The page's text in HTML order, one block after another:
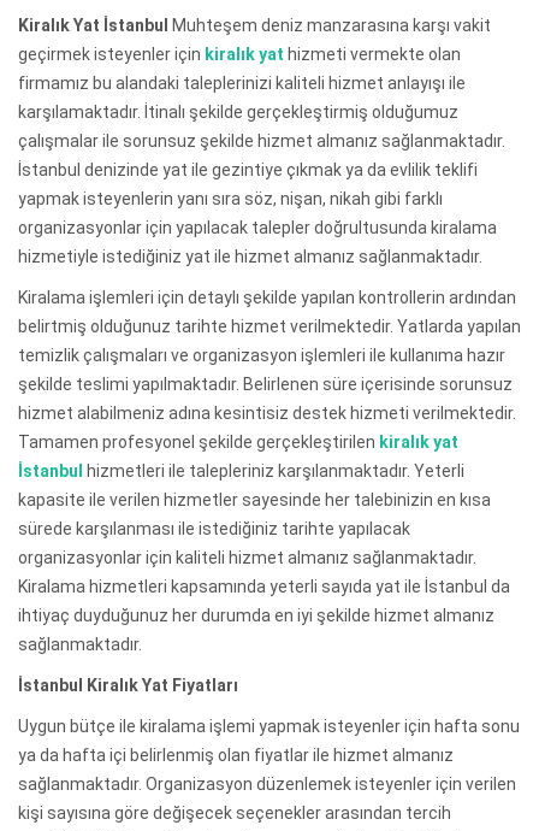
Kiralık Yat İstanbul
Muhteşem deniz manzarasına karşı vakit
geçirmek isteyenler için kiralık yat hizmeti vermekte olan
firmamız bu alandaki taleplerinizi kaliteli hizmet anlayışı ile
karşılamaktadır. İtinalı şekilde gerçekleştirmiş olduğumuz
çalışmalar ile sorunsuz şekilde hizmet almanız sağlanmaktadır.
İstanbul denizinde yat ile gezintiye çıkmak ya da evlilik teklifi
yapmak isteyenlerin yanı sıra söz, nişan, nikah gibi farklı
organizasyonlar için yapılacak talepler doğrultusunda kiralama
hizmetiyle istediğiniz yat ile hizmet almanız sağlanmaktadır.
Kiralama işlemleri için detaylı şekilde yapılan kontrollerin ardından
belirtmiş olduğunuz tarihte hizmet verilmektedir. Yatlarda yapılan
temizlik çalışmaları ve organizasyon işlemleri ile kullanıma hazır
şekilde teslimi yapılmaktadır. Belirlenen süre içerisinde sorunsuz
hizmet alabilmeniz adına kesintisiz destek hizmeti verilmektedir.
Tamamen profesyonel şekilde gerçekleştirilen kiralık yat
İstanbul
hizmetleri ile talepleriniz karşılanmaktadır. Yeterli
kapasite ile verilen hizmetler sayesinde her talebinizin en kısa
sürede karşılanması ile istediğiniz tarihte yapılacak
organizasyonlar için kaliteli hizmet almanız sağlanmaktadır.
Kiralama hizmetleri kapsamında yeterli sayıda yat ile İstanbul da
ihtiyaç duyduğunuz her durumda en iyi şekilde hizmet almanız
sağlanmaktadır.
İstanbul Kiralık Yat Fiyatları
Uygun bütçe ile kiralama işlemi yapmak isteyenler için hafta sonu
ya da hafta içi belirlenmiş olan fiyatlar ile hizmet almanız
sağlanmaktadır. Organizasyon düzenlemek isteyenler için verilen
kişi sayısına göre değişecek seçenekler arasından tercih